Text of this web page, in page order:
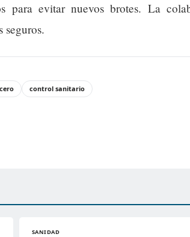
para evitar nuevos brotes. La
seguros.
control sanitario
SANIDAD